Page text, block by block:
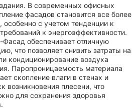
В современных офисных
фасадов становится все более
особенно с учетом тенденции к
к энергоэффективности.
Фасад обеспечивает отличную
что позволяет снизить затраты на
кондиционирование воздуха
Паропроницаемость материала
скопление влаги в стенах и
возникновения плесени, что
для сохранения здоровья